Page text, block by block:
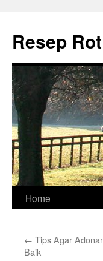
content
Resep
Home
← Tips Agar
Baik